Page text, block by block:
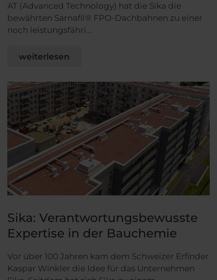
AT (Advanced Technology) hat die Sika die
bewährten Sarnafil® FPO-Dachbahnen zu einer
noch leistungsfähri…
weiterlesen
Sika: Verantwortungsbewusste
Expertise in der Bauchemie
Vor über 100 Jahren kam dem Schweizer Erfinder
Kaspar Winkler die Idee für das Unternehmen